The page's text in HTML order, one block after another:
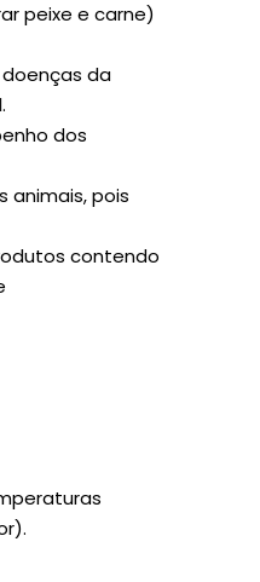
peixe e carne)
da
dos
animais, pois
contendo